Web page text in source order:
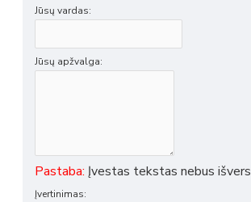
Jūsų vardas:
Jūsų apžvalga:
Pastaba: Įvestas tekstas nebus
Įvertinimas: